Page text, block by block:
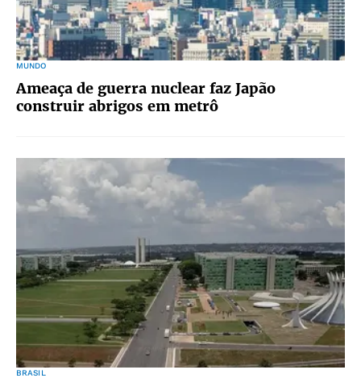
MUNDO
Ameaça de guerra nuclear faz Japão
construir abrigos em metrô
BRASIL